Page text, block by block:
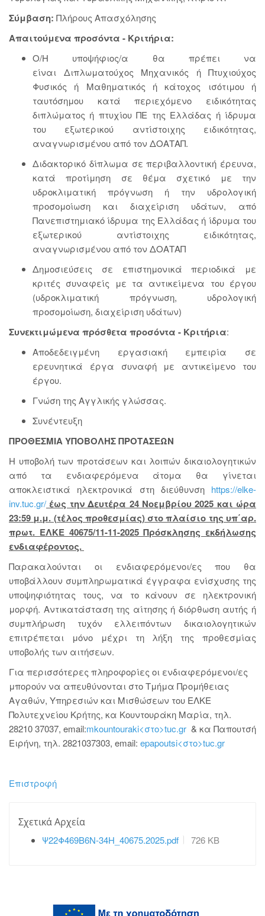
Σύμβαση: Πλήρους Απασχόλησης
Απαιτούμενα προσόντα - Κριτήρια:
Ο/Η υποψήφιος/α θα πρέπει να
είναι Διπλωματούχος Μηχανικός ή Πτυχιούχος
Φυσικός ή Μαθηματικός ή κάτοχος ισότιμου ή
ταυτόσημου κατά περιεχόμενο ειδικότητας
διπλώματος ή πτυχίου ΠΕ της Ελλάδας ή ίδρυμα
του εξωτερικού αντίστοιχης ειδικότητας,
αναγνωρισμένου από τον ΔΟΑΤΑΠ.
Διδακτορικό δίπλωμα σε περιβαλλοντική έρευνα,
κατά προτίμηση σε θέμα σχετικό με την
υδροκλιματική πρόγνωση ή την υδρολογική
προσομοίωση και διαχείριση υδάτων, από
Πανεπιστημιακό ίδρυμα της Ελλάδας ή ίδρυμα του
εξωτερικού αντίστοιχης ειδικότητας,
αναγνωρισμένου από τον ΔΟΑΤΑΠ
Δημοσιεύσεις σε επιστημονικά περιοδικά με
κριτές συναφείς με τα αντικείμενα του έργου
(υδροκλιματική πρόγνωση, υδρολογική
προσομοίωση, διαχείριση υδάτων)
Συνεκτιμώμενα πρόσθετα προσόντα - Κριτήρια:
Αποδεδειγμένη εργασιακή εμπειρία σε
ερευνητικά έργα συναφή με αντικείμενο του
έργου.
Γνώση της Αγγλικής γλώσσας.
Συνέντευξη
ΠΡΟΘΕΣΜΙΑ ΥΠΟΒΟΛΗΣ ΠΡΟΤΑΣΕΩΝ
Η υποβολή των προτάσεων και λοιπών δικαιολογητικών
από τα ενδιαφερόμενα άτομα θα γίνεται
αποκλειστικά ηλεκτρονικά στη διεύθυνση https://elke-
inv.tuc.gr/ έως την Δευτέρα 24 Νοεμβρίου 2025 και ώρα
23:59 μ.μ. (τέλος προθεσμίας) στο πλαίσιο της υπ΄αρ.
πρωτ. ΕΛΚΕ 40675/11-11-2025 Πρόσκλησης εκδήλωσης
ενδιαφέροντος.
Παρακαλούνται οι ενδιαφερόμενοι/ες που θα
υποβάλλουν συμπληρωματικά έγγραφα ενίσχυσης της
υποψηφιότητας τους, να το κάνουν σε ηλεκτρονική
μορφή. Αντικατάσταση της αίτησης ή διόρθωση αυτής ή
συμπλήρωση τυχόν ελλειπόντων δικαιολογητικών
επιτρέπεται μόνο μέχρι τη λήξη της προθεσμίας
υποβολής των αιτήσεων.
Για περισσότερες πληροφορίες οι ενδιαφερόμενοι/ες
μπορούν να απευθύνονται στο Τμήμα Προμήθειας
Αγαθών, Υπηρεσιών και Μισθώσεων του ΕΛΚΕ
Πολυτεχνείου Κρήτης, κα Κουντουράκη Μαρία, τηλ.
28210 37037, email:mkountouraki<στο>tuc.gr & κα Παπουτσή
Ειρήνη, τηλ. 2821037303, email: epapoutsi<στο>tuc.gr
Επιστροφή
Σχετικά Αρχεία
Ψ22Φ469Β6Ν-34Η_40675.2025.pdf 726 KB